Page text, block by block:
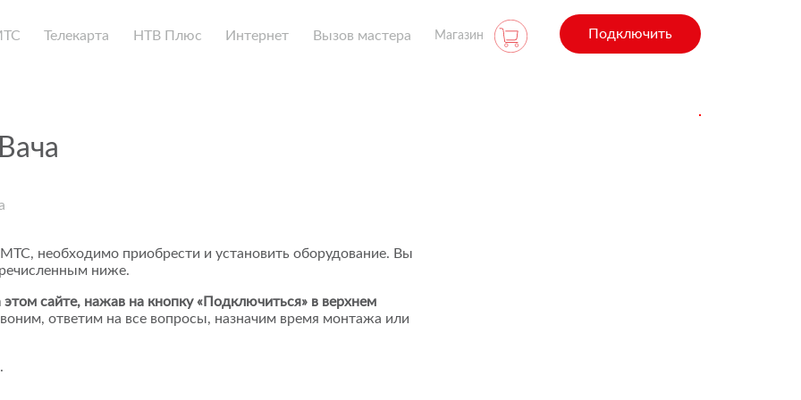
Телекарта НТВ Плюс Интернет Вызов мастера Магазин Подключить
необходимо приобрести и установить оборудование. Вы
ниже.
сайте, нажав на кнопку «Подключиться» в верхнем
ответим на все вопросы, назначим время монтажа или
.